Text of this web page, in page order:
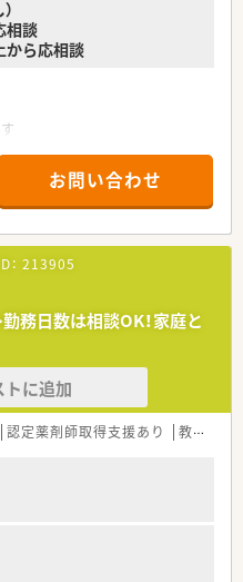
相談
ら応相談
60代と幅広くご勤務されておりま
包機も導入しています。小児科
ります
しています。
ん穏やかでアットホームな薬
資格に関しての研鑽費用の会社
いる会社です。
の店舗ごとの交流も盛んです。
てようとする姿勢、教えようとす
も安心してスタートすることがで
お問い合わせ
213905
務日数は相談OK！家庭と
に追加
認定薬剤師取得支援あり 教育制度あり